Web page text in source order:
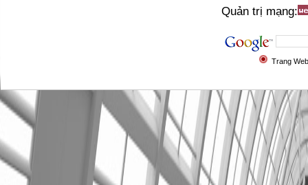
Quản trị mạng:
Trang Web